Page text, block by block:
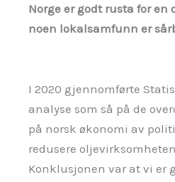
Norge er godt rusta for
noen lokalsamfunn er
I 2020 gjennomførte
analyse som så på de
på norsk økonomi av
redusere
Konklusjonen var at vi er